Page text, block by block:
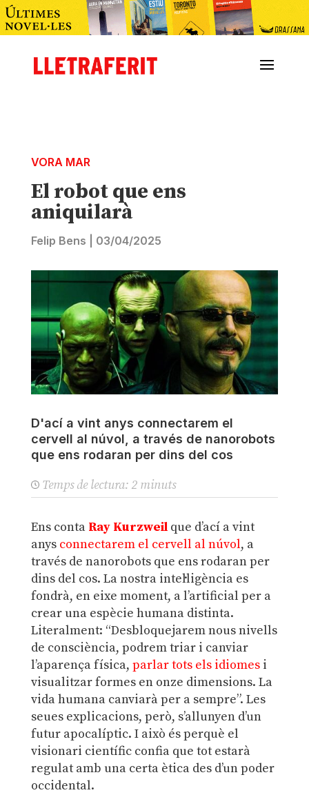
VORA MAR
El robot que ens
aniquilarà
Felip Bens 03/04/2025
D'ací a vint anys connectarem el
cervell al núvol, a través de nanorobots
que ens rodaran per dins del cos
Temps de lectura: 2 minuts
Ens conta Ray Kurzweilque d’ací a vint
anys connectarem el cervell al núvol, a
través de nanorobots que ens rodaran per
dins del cos. La nostra intel·ligència es
fondrà, en eixe moment, a l’artificial per a
crear una espècie humana distinta.
Literalment: “Desbloquejarem nous nivells
de consciència, podrem triar i canviar
l’aparença física, parlar tots els idiomesi
visualitzar formes en onze dimensions. La
vida humana canviarà per a sempre”. Les
seues explicacions, però, s’allunyen d’un
futur apocalíptic. I això és perquè el
visionari científic confia que tot estarà
regulat amb una certa ètica des d’un poder
occidental.